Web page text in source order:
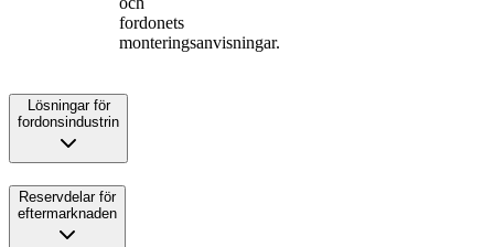
fordonets
monteringsanvisningar.
Lösningar för
fordonsindustrin
Reservdelar för
eftermarknaden